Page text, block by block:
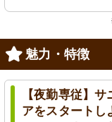
魅力・特徴
【夜勤専従】
アをスタートし